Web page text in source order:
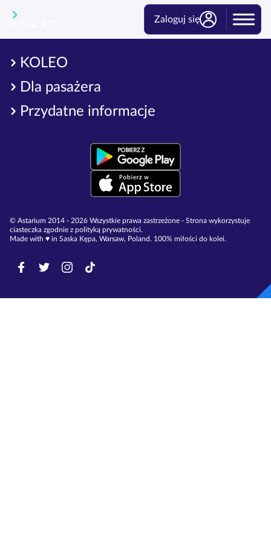
Zaloguj się
KOLEO
Dla pasażera
Przydatne informacje
© Astarium 2014 - 2026 Wszystkie prawa zastrzeżone - Strona wykorzystuje
ciasteczka zgodnie z polityką prywatności.
Made with ♥︎ in Saska Kępa, Warsaw, Poland. 100% miłości do kolei.